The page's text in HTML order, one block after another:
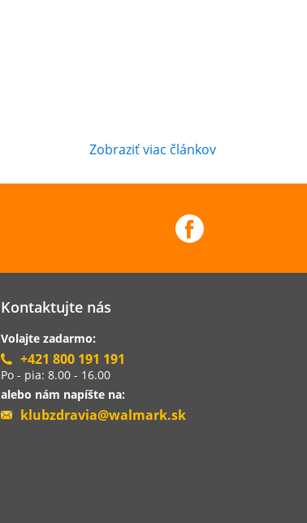
Zobraziť viac článkov
Kontaktujte nás
Volajte zadarmo:
+421 800 191 191
Po - pia: 8.00 - 16.00
alebo nám napíšte na:
klubzdravia@walmark.sk